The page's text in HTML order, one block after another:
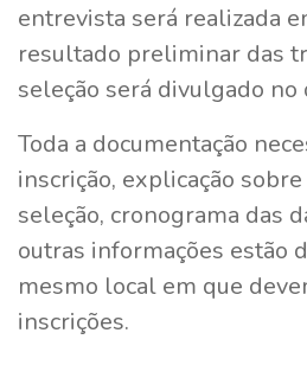
entrevista será realizada
resultado preliminar das
seleção será divulgado no
Toda a documentação
inscrição, explicação
seleção, cronograma das
outras informações estão
mesmo local em que
inscrições.